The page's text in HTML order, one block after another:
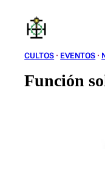
contenido
CULTOS · EVENTOS ·
Función